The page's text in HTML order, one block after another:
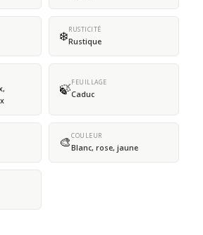
❄️RUSTICITÉ
Rustique
🍃FEUILLAGE
Caduc
🎨COULEUR
Blanc, rose, jaune